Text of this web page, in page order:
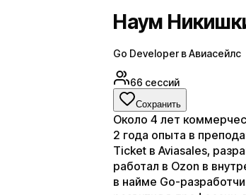
Наум
Go Developer в Авиасейлс
66 сессий
Сохранить
Около 4 лет
2 года опыта в
Ticket в Aviasales,
работал в Ozon в
в найме Go-